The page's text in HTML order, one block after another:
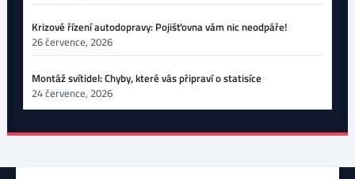
Krizové řízení autodopravy: Pojišťovna vám nic neodpáře!
26 července, 2026
Montáž svítidel: Chyby, které vás připraví o statisíce
24 července, 2026